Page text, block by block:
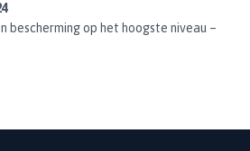
bescherming op het hoogste niveau –